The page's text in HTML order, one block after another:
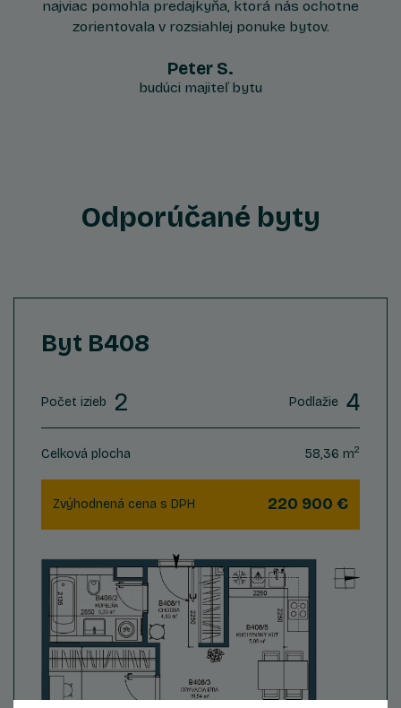
najviac pomohla predajkyňa, ktorá nás ochotne
zorientovala v rozsiahlej ponuke bytov.
Peter S.
budúci majiteľ bytu
Odporúčané byty
Byt B408
Počet izieb 2 Podlažie 4
Celková plocha 58,36 m2
Zvýhodnená cena s DPH 220 900 €